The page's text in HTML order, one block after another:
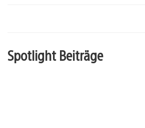
Spotlight Beiträge